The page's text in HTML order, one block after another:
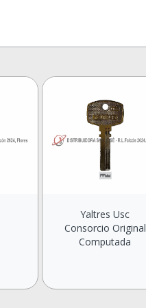
Yaltres Usc
Consorcio Original
Computada